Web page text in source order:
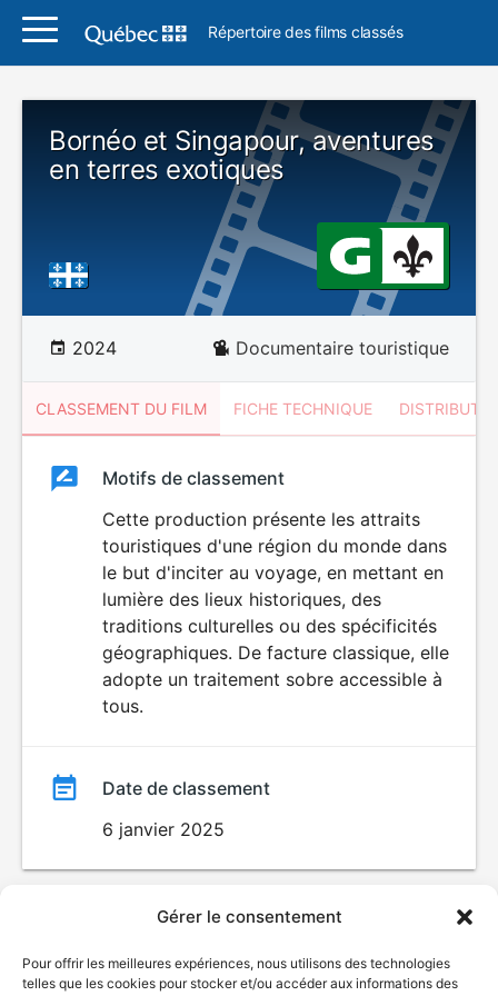
Gérer le consentement
Pour offrir les meilleures expériences, nous utilisons des technologies
telles que les cookies pour stocker et/ou accéder aux informations des
Répertoire des films classés
Bornéo et Singapour, aventures
en terres exotiques
2024 Documentaire touristique
CLASSEMENT DU FILM FICHE TECHNIQUE
ClassementClassement
Motifs de classement
Cette production présente les attraits
touristiques d'une région du monde dans
le but d'inciter au voyage, en mettant en
lumière des lieux historiques, des
traditions culturelles ou des spécificités
géographiques. De facture classique, elle
adopte un traitement sobre accessible à
tous.
Date de classement
6 janvier 2025